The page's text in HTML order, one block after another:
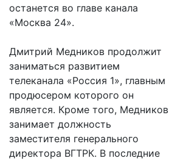
останется во главе канала
«Москва 24».
Дмитрий Медников продолжит
заниматься развитием
телеканала «Россия 1», главным
продюсером которого он
является. Кроме того, Медников
занимает должность
заместителя генерального
директора ВГТРК. В последние